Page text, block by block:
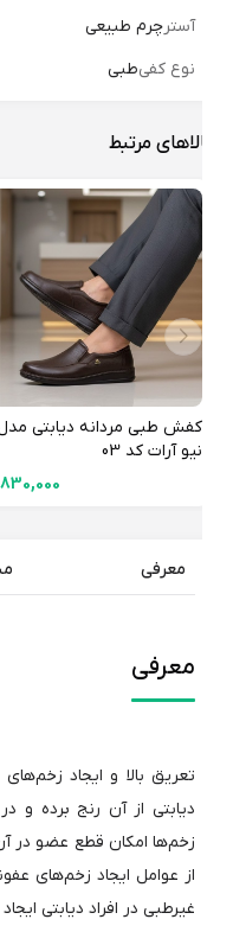
آسترچرم طبیعی
نوع کفی طبی
مرتبط
کفش طبی مردانه دیابتی مدل
نیو آرات کد 03
7,830,000
معرفی
معرفی
تعریق بالا و ایجاد زخم‌های
دیابتی از آن رنج برده و
زخم‌ها امکان قطع عضو در
از عوامل ایجاد زخم‌های
غیرطبی در افراد دیابتی ایجاد